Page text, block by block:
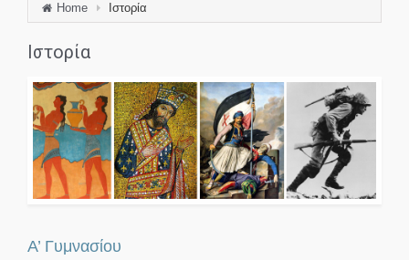
Home Ιστορία
Ιστορία
Α’ Γυμνασίου